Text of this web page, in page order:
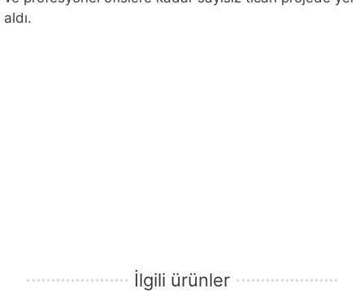
aldı.
İlgili ürünler